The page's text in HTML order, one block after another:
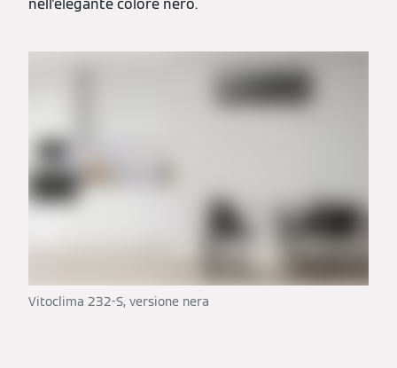
Vitoclima 232-S, versione nera